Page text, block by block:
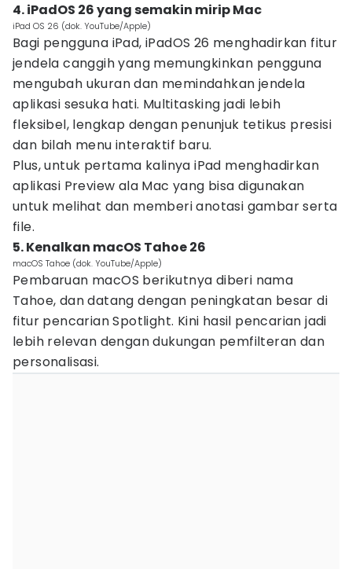
4. iPadOS 26 yang semakin mirip Mac
iPad OS 26 (dok. YouTube/Apple)
Bagi pengguna iPad, iPadOS 26 menghadirkan fitur
jendela canggih yang memungkinkan pengguna
mengubah ukuran dan memindahkan jendela
aplikasi sesuka hati. Multitasking jadi lebih
fleksibel, lengkap dengan penunjuk tetikus presisi
dan bilah menu interaktif baru.
Plus, untuk pertama kalinya iPad menghadirkan
aplikasi Preview ala Mac yang bisa digunakan
untuk melihat dan memberi anotasi gambar serta
file.
5. Kenalkan macOS Tahoe 26
macOS Tahoe (dok. YouTube/Apple)
Pembaruan macOS berikutnya diberi nama
Tahoe, dan datang dengan peningkatan besar di
fitur pencarian Spotlight. Kini hasil pencarian jadi
lebih relevan dengan dukungan pemfilteran dan
personalisasi.